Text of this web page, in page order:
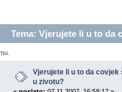
Tema: Vjerujete li u to da
Vjerujete li u to da
u zivotu?